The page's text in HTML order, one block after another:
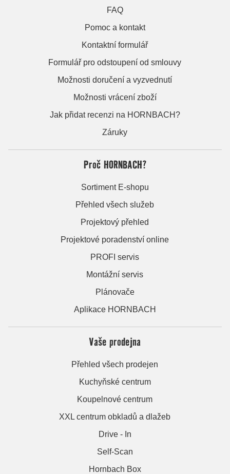
FAQ
Pomoc a kontakt
Kontaktní formulář
Formulář pro odstoupení od smlouvy
Možnosti doručení a vyzvednutí
Možnosti vrácení zboží
Jak přidat recenzi na HORNBACH?
Záruky
Proč HORNBACH?
Sortiment E-shopu
Přehled všech služeb
Projektový přehled
Projektové poradenství online
PROFI servis
Montážní servis
Plánovače
Aplikace HORNBACH
Vaše prodejna
Přehled všech prodejen
Kuchyňské centrum
Koupelnové centrum
XXL centrum obkladů a dlažeb
Drive - In
Self-Scan
Hornbach Box